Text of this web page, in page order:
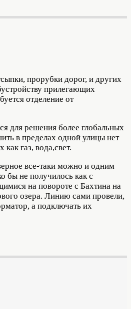
прорубки дорог, и других
прилегающих
отделение от
для решения более глобальных
в пределах одной улицы нет
газ, вода,свет.
все-таки можно и одним
бы не получилось как с
на повороте с Бахтина на
озера. Линию сами провели,
а подключать их